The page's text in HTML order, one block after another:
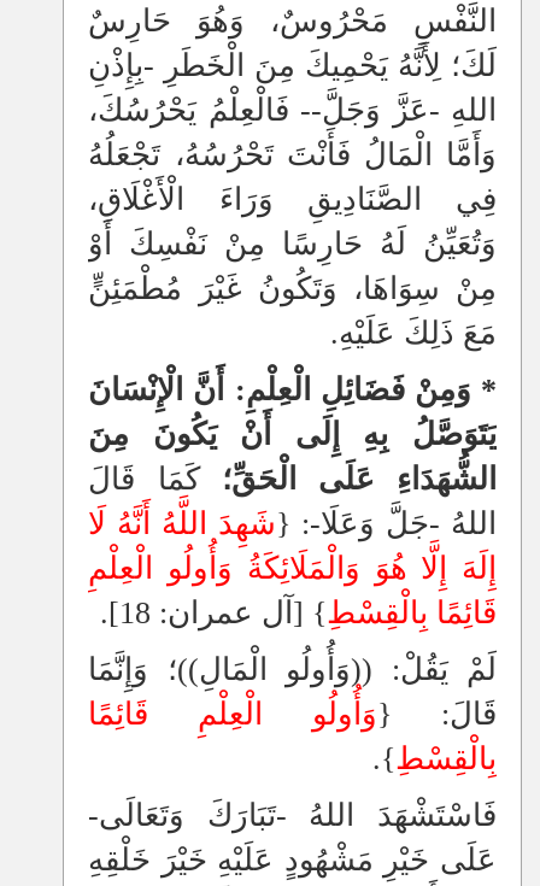
النَّفْسِ مَحْرُوسٌ، وَهُوَ حَارِسٌ
لَكَ؛ لِأَنَّهُ يَحْمِيكَ مِنَ الْخَطَرِ -بِإِذْنِ
اللهِ -عَزَّ وَجَلَّ-- فَالْعِلْمُ يَحْرُسُكَ،
وَأَمَّا الْمَالُ فَأَنْتَ تَحْرُسُهُ، تَجْعَلُهُ
فِي الصَّنَادِيقِ وَرَاءَ الْأَغْلَاقِ،
وَتُعَيِّنُ لَهُ حَارِسًا مِنْ نَفْسِكَ أَوْ
مِنْ سِوَاهَا، وَتَكُونُ غَيْرَ مُطْمَئِنٍّ
مَعَ ذَلِكَ عَلَيْهِ.
* وَمِنْ فَضَائِلِ الْعِلْمِ: أَنَّ الْإِنْسَانَ
يَتَوَصَّلُ بِهِ إِلَى أَنْ يَكُونَ مِنَ
الشُّهَدَاءِ عَلَى الْحَقِّ؛ كَمَا قَالَ
اللهُ -جَلَّ وَعَلَا-: {شَهِدَ اللَّهُ أَنَّهُ لَا
إِلَهَ إِلَّا هُوَ وَالْمَلَائِكَةُ وَأُولُو الْعِلْمِ
قَائِمًا بِالْقِسْطِ} [آل عمران: 18].
لَمْ يَقُلْ: ((وَأُولُو الْمَالِ))؛ وَإِنَّمَا
قَالَ: {وَأُولُو الْعِلْمِ قَائِمًا
بِالْقِسْطِ}.
فَاسْتَشْهَدَ اللهُ -تَبَارَكَ وَتَعَالَى-
عَلَى خَيْرِ مَشْهُودٍ عَلَيْهِ خَيْرَ خَلْقِهِ